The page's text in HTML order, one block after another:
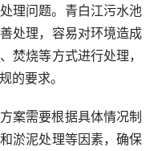
理问题。青白江污水池
处理，容易对环境造成
焚烧等方式进行处理，
的要求。
案需要根据具体情况制
淤泥处理等因素，确保